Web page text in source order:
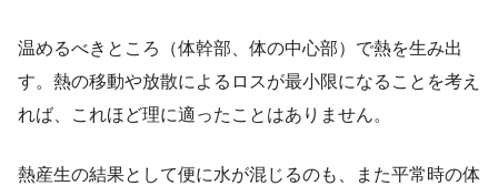
温めるべきところ（体幹部、体の中心部）で熱を生み出
す。熱の移動や放散によるロスが最小限になることを考え
れば、これほど理に適ったことはありません。
熱産生の結果として便に水が混じるのも、また平常時の体